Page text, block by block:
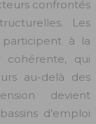
confrontés
Les
participent à la
cohérente, qui
au-delà des
devient
d’emploi